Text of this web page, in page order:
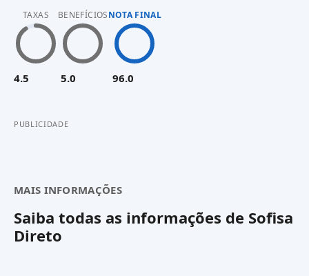
TAXAS
4.5
BENEFÍCIOS
5.0
NOTA FINAL
96.0
PUBLICIDADE
MAIS INFORMAÇÕES
Saiba todas as informações de Sofisa
Direto